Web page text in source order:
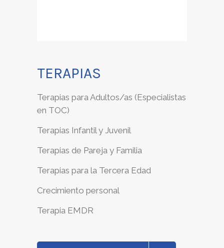
TERAPIAS
Terapias para Adultos/as (Especialistas
en TOC)
Terapias Infantil y Juvenil
Terapias de Pareja y Familia
Terapias para la Tercera Edad
Crecimiento personal
Terapia EMDR